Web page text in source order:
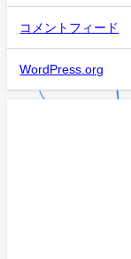
コメントフィード
WordPress.org